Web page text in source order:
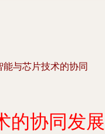
能与芯片技术的协同
的协同发展